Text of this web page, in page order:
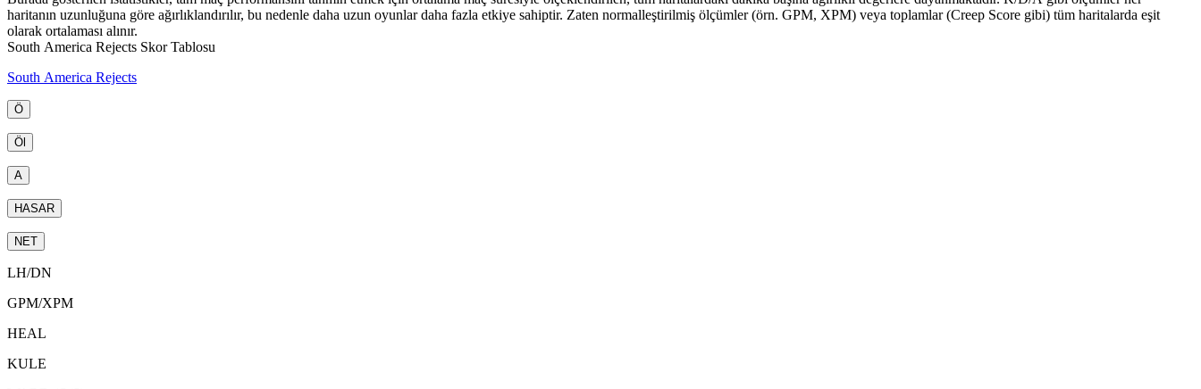
haritanın uzunluğuna göre ağırlıklandırılır, bu nedenle daha uzun oyunlar daha fazla etkiye sahiptir. Zaten normalleştirilmiş ölçümler (örn. GPM, XPM) veya toplamlar (Creep Score gibi) tüm haritalarda eşit
olarak ortalaması alınır.
South America Rejects Skor Tablosu
South America Rejects
Ö
Öl
A
HASAR
NET
LH/DN
GPM/XPM
HEAL
KULE